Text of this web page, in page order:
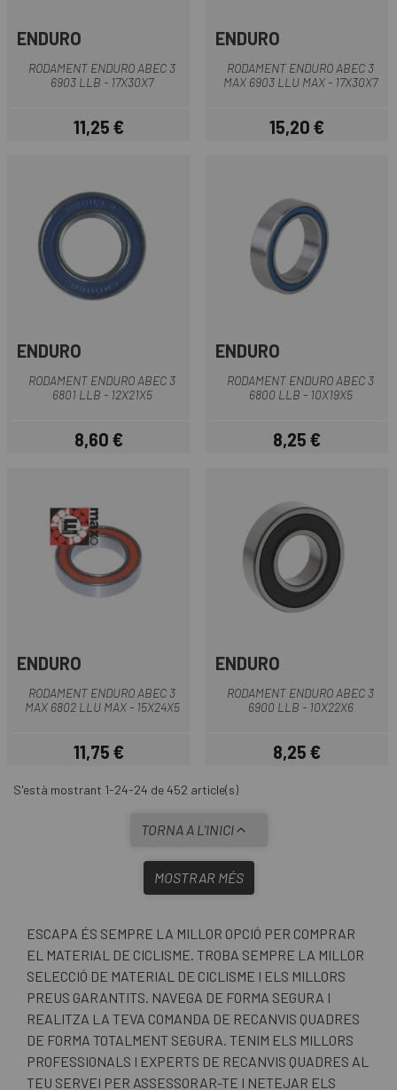
ENDURO
RODAMENT ENDURO ABEC 3
6903 LLB - 17X30X7
Preu
11,25 €
ENDURO
RODAMENT ENDURO ABEC 3
MAX 6903 LLU MAX - 17X30X7
Preu
15,20 €
ENDURO
RODAMENT ENDURO ABEC 3
6801 LLB - 12X21X5
Preu
8,60 €
ENDURO
RODAMENT ENDURO ABEC 3
6800 LLB - 10X19X5
Preu
8,25 €
ENDURO
RODAMENT ENDURO ABEC 3
MAX 6802 LLU MAX - 15X24X5
Preu
11,75 €
ENDURO
RODAMENT ENDURO ABEC 3
6900 LLB - 10X22X6
Preu
8,25 €
S'està mostrant 1-24-24 de 452 article(s)
TORNA A L'INICI
MOSTRAR MÉS
ESCAPA ÉS SEMPRE LA MILLOR OPCIÓ PER COMPRAR
EL MATERIAL DE CICLISME. TROBA SEMPRE LA MILLOR
SELECCIÓ DE MATERIAL DE CICLISME I ELS MILLORS
PREUS GARANTITS. NAVEGA DE FORMA SEGURA I
REALITZA LA TEVA COMANDA DE RECANVIS QUADRES
DE FORMA TOTALMENT SEGURA. TENIM ELS MILLORS
PROFESSIONALS I EXPERTS DE RECANVIS QUADRES AL
TEU SERVEI PER ASSESSORAR-TE I NETEJAR ELS